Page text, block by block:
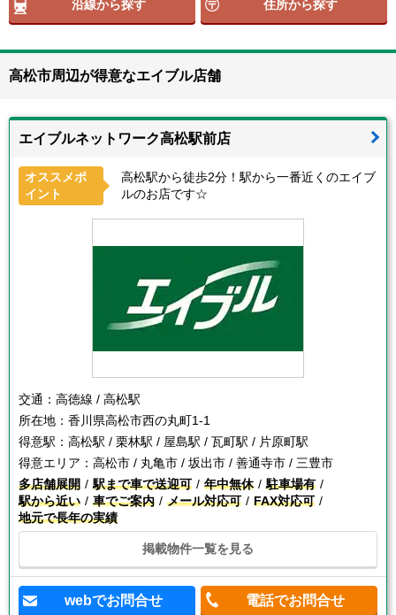
沿線から探す 住所から探す
高松市周辺が得意なエイブル店舗
エイブルネットワーク高松駅前店
オススメポ
イント
高松駅から徒歩2分！駅から一番近くのエイブ
ルのお店です☆
交通： 高徳線 / 高松駅
所在地： 香川県高松市西の丸町1-1
得意駅： 高松駅 / 栗林駅 / 屋島駅 / 瓦町駅 / 片原町駅
得意エリア： 高松市 / 丸亀市 / 坂出市 / 善通寺市 / 三豊市
多店舗展開
駅まで車で送迎可 年中無休
駐車場有
駅から近い
車でご案内 メール対応可
FAX対応可
地元で長年の実績
掲載物件一覧を見る
webでお問合せ 電話でお問合せ